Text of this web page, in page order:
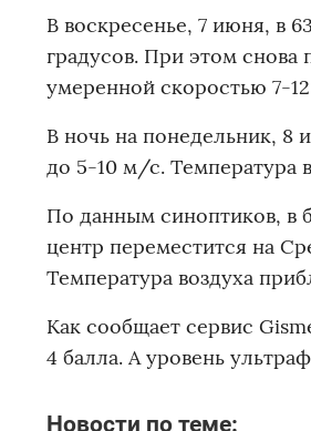
В воскресенье, 7 июня, в
градусов. При этом снова
умеренной скоростью 7-
В ночь на понедельник, 8
до 5-10 м/с. Температура
По данным синоптиков, в
центр переместится на
Температура воздуха
Как сообщает сервис
4 балла. А уровень
Новости по теме: